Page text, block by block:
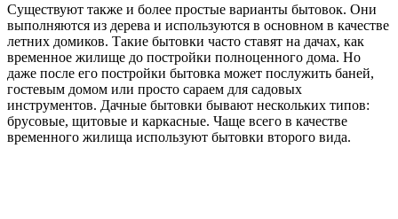
Существуют также и более простые варианты бытовок. Они
выполняются из дерева и используются в основном в качестве
летних домиков. Такие бытовки часто ставят на дачах, как
временное жилище до постройки полноценного дома. Но
даже после его постройки бытовка может послужить баней,
гостевым домом или просто сараем для садовых
инструментов. Дачные бытовки бывают нескольких типов:
брусовые, щитовые и каркасные. Чаще всего в качестве
временного жилища используют бытовки второго вида.